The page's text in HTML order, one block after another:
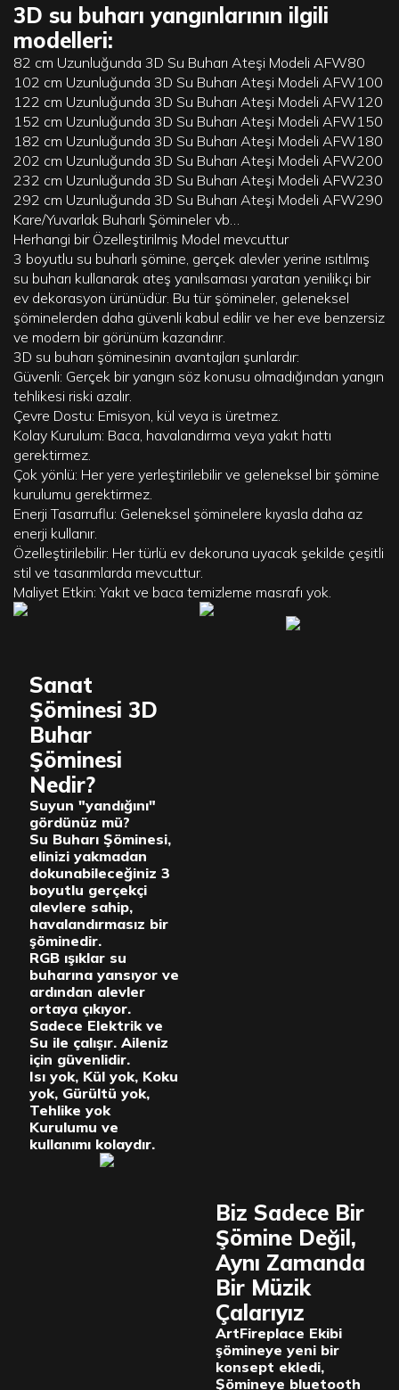
3D su buharı yangınlarının ilgili
modelleri:
82 cm Uzunluğunda 3D Su Buharı Ateşi Modeli AFW80
102 cm Uzunluğunda 3D Su Buharı Ateşi Modeli AFW100
122 cm Uzunluğunda 3D Su Buharı Ateşi Modeli AFW120
152 cm Uzunluğunda 3D Su Buharı Ateşi Modeli AFW150
182 cm Uzunluğunda 3D Su Buharı Ateşi Modeli AFW180
202 cm Uzunluğunda 3D Su Buharı Ateşi Modeli AFW200
232 cm Uzunluğunda 3D Su Buharı Ateşi Modeli AFW230
292 cm Uzunluğunda 3D Su Buharı Ateşi Modeli AFW290
Kare/Yuvarlak Buharlı Şömineler vb…
Herhangi bir Özelleştirilmiş Model mevcuttur
3 boyutlu su buharlı şömine, gerçek alevler yerine ısıtılmış
su buharı kullanarak ateş yanılsaması yaratan yenilikçi bir
ev dekorasyon ürünüdür. Bu tür şömineler, geleneksel
şöminelerden daha güvenli kabul edilir ve her eve benzersiz
ve modern bir görünüm kazandırır.
3D su buharı şöminesinin avantajları şunlardır:
Güvenli: Gerçek bir yangın söz konusu olmadığından yangın
tehlikesi riski azalır.
Çevre Dostu: Emisyon, kül veya is üretmez.
Kolay Kurulum: Baca, havalandırma veya yakıt hattı
gerektirmez.
Çok yönlü: Her yere yerleştirilebilir ve geleneksel bir şömine
kurulumu gerektirmez.
Enerji Tasarruflu: Geleneksel şöminelere kıyasla daha az
enerji kullanır.
Özelleştirilebilir: Her türlü ev dekoruna uyacak şekilde çeşitli
stil ve tasarımlarda mevcuttur.
Maliyet Etkin: Yakıt ve baca temizleme masrafı yok.
Sanat
Şöminesi 3D
Buhar
Şöminesi
Nedir?
Suyun "yandığını"
gördünüz mü?
Su Buharı Şöminesi,
elinizi yakmadan
dokunabileceğiniz 3
boyutlu gerçekçi
alevlere sahip,
havalandırmasız bir
şöminedir.
RGB ışıklar su
buharına yansıyor ve
ardından alevler
ortaya çıkıyor.
Sadece Elektrik ve
Su ile çalışır. Aileniz
için güvenlidir.
Isı yok, Kül yok, Koku
yok, Gürültü yok,
Tehlike yok
Kurulumu ve
kullanımı kolaydır.
Biz Sadece Bir
Şömine Değil,
Aynı Zamanda
Bir Müzik
Çalarıyız
ArtFireplace Ekibi
şömineye yeni bir
konsept ekledi,
Şömineye bluetooth